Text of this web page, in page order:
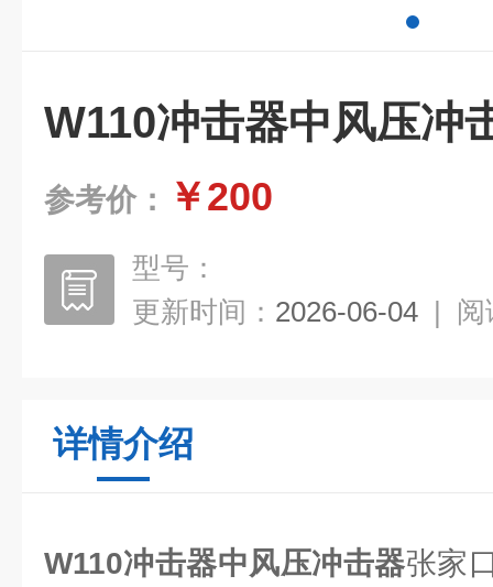
W110冲击器中风压冲
参考价： ￥200
型号：
更新时间： 2026-06-04 | 阅
详情介绍
W110冲击器中风压冲击器张家